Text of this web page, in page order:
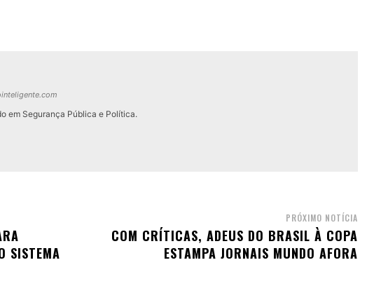
em Segurança Pública e Política.
SISTEMA
PRÓXIMO NOTÍCIA
COM CRÍTICAS, ADEUS DO BRASIL À COPA
ESTAMPA JORNAIS MUNDO AFORA